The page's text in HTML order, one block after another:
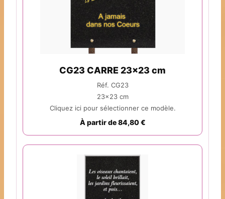
CG23 CARRE 23x23 cm
Réf. CG23
23x23 cm
Cliquez ici pour sélectionner ce modèle.
À partir de 84,80 €